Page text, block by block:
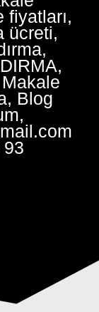
fiyatları,
ücreti,
Blog